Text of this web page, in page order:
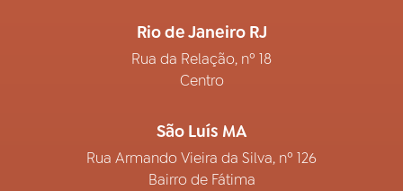
Rio de Janeiro RJ
Rua da Relação, nº 18
Centro
São Luís MA
Rua Armando Vieira da Silva, nº 126
Bairro de Fátima